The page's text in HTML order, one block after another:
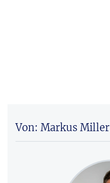
Von: Markus Miller